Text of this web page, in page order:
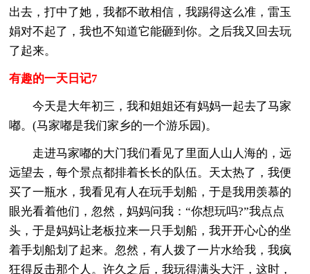
出去，打中了她，我都不敢相信，我踢得这么准，雷玉
娟对不起了，我也不知道它能砸到你。之后我又回去玩
了起来。
有趣的一天日记7
今天是大年初三，我和姐姐还有妈妈一起去了马家
嘟。(马家嘟是我们家乡的一个游乐园)。
走进马家嘟的大门我们看见了里面人山人海的，远
远望去，每个景点都排着长长的队伍。天太热了，我便
买了一瓶水，我看见有人在玩手划船，于是我用羡慕的
眼光看着他们，忽然，妈妈问我：“你想玩吗?”我点点
头，于是妈妈让老板拉来一只手划船，我开开心心的坐
着手划船划了起来。忽然，有人拨了一片水给我，我疯
狂得反击那个人。许久之后，我玩得满头大汗，这时，